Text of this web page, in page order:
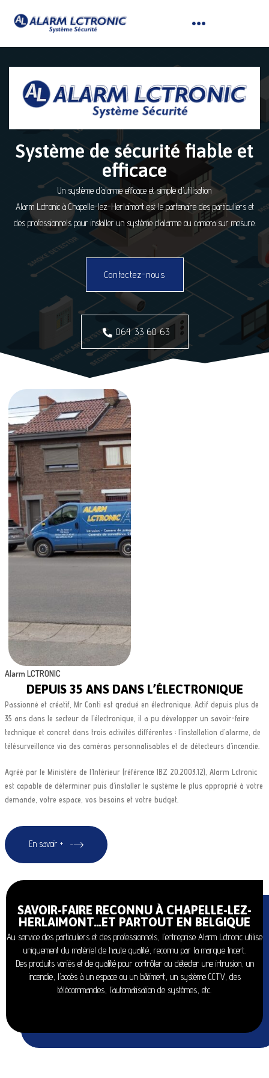
Système de sécurité fiable et
efficace
Un système d’alarme efficace et simple d’utilisation
Alarm Lctronic à Chapelle-lez-Herlaimont est le partenaire des particuliers et
des professionnels pour installer un système d’alarme ou camera sur mesure.
Contactez-nous
064 33 60 63
Alarm LCTRONIC
DEPUIS 35 ANS DANS L’ÉLECTRONIQUE
Passionné et créatif, Mr Conti est gradué en électronique. Actif depuis plus de
35 ans dans le secteur de l’électronique, il a pu développer un savoir-faire
technique et concret dans trois activités différentes : l’installation d’alarme, de
télésurveillance via des caméras personnalisables et de détecteurs d’incendie.
Agréé par le Ministère de l’Intérieur (référence IBZ 20.2003.12), Alarm Lctronic
est capable de déterminer puis d’installer le système le plus approprié à votre
demande, votre espace, vos besoins et votre budget.
En savoir +
SAVOIR-FAIRE RECONNU À CHAPELLE-LEZ-
HERLAIMONT…ET PARTOUT EN BELGIQUE
Au service des particuliers et des professionnels, l’entreprise Alarm Lctronic utilise
uniquement du matériel de haute qualité, reconnu par la marque Incert.
Des produits variés et de qualité pour contrôler ou détecter une intrusion, un
incendie, l’accès à un espace ou un bâtiment, un système CCTV, des
télécommandes, l’automatisation de systèmes, etc.